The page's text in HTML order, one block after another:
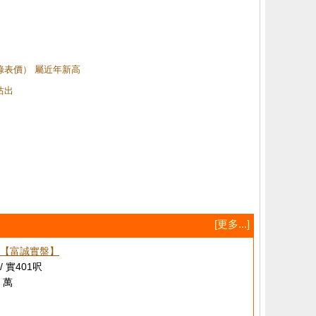
表價） 屬近年新高
出
[更多...]
富誠實盤】
實401呎
萬